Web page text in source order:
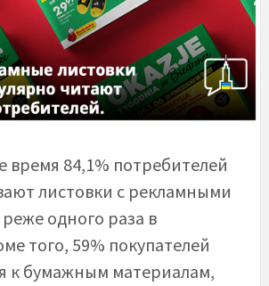
время 84,1% потребителей
листовки с рекламными
одного раза в
того, 59% покупателей
к бумажным материалам,